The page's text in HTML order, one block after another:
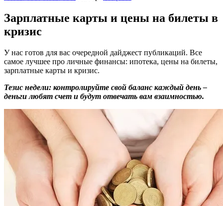
Зарплатные карты и цены на билеты в
кризис
У нас готов для вас очередной дайджест публикаций. Все
самое лучшее про личные финансы: ипотека, цены на билеты,
зарплатные карты и кризис.
Тезис недели: контролируйте свой баланс каждый день –
деньги любят счет и будут отвечать вам взаимностью.